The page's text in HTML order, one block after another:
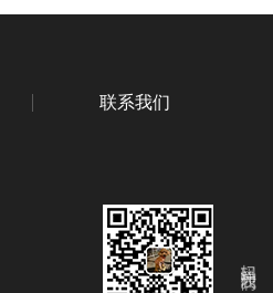
联系我们